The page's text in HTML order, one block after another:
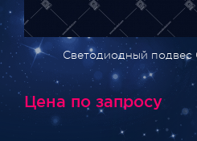
Светодиодный подвес
Цена по запросу